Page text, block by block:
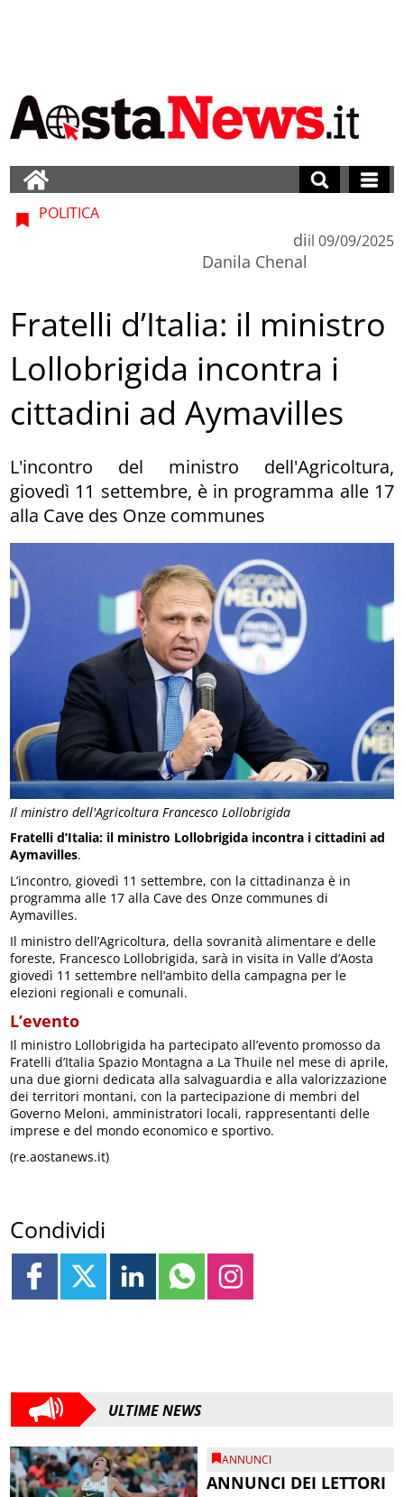
Il ministro dell'Agricoltura Francesco Lollobrigida
POLITICA
di
Danila Chenal
il 09/09/2025
Fratelli d’Italia: il ministro
Lollobrigida incontra i
cittadini ad Aymavilles
L'incontro del ministro dell'Agricoltura,
giovedì 11 settembre, è in programma alle 17
alla Cave des Onze communes
Fratelli d’Italia: il ministro Lollobrigida incontra i cittadini ad
Aymavilles.
L’incontro, giovedì 11 settembre, con la cittadinanza è in
programma alle 17 alla Cave des Onze communes di
Aymavilles.
Il ministro dell’Agricoltura, della sovranità alimentare e delle
foreste, Francesco Lollobrigida, sarà in visita in Valle d’Aosta
giovedì 11 settembre nell’ambito della campagna per le
elezioni regionali e comunali.
L’evento
Il ministro Lollobrigida ha partecipato all’evento promosso da
Fratelli d’Italia Spazio Montagna a La Thuile nel mese di aprile,
una due giorni dedicata alla salvaguardia e alla valorizzazione
dei territori montani, con la partecipazione di membri del
Governo Meloni, amministratori locali, rappresentanti delle
imprese e del mondo economico e sportivo.
(re.aostanews.it)
Condividi
ULTIME NEWS
ANNUNCI
ANNUNCI DEI LETTORI